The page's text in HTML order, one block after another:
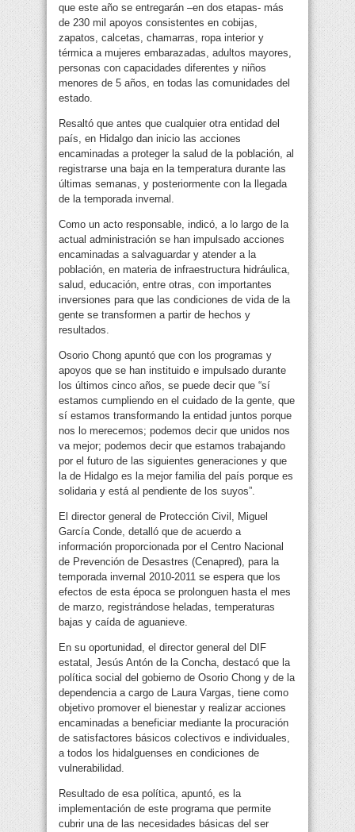
que este año se entregarán –en dos etapas- más
de 230 mil apoyos consistentes en cobijas,
zapatos, calcetas, chamarras, ropa interior y
térmica a mujeres embarazadas, adultos mayores,
personas con capacidades diferentes y niños
menores de 5 años, en todas las comunidades del
estado.
Resaltó que antes que cualquier otra entidad del
país, en Hidalgo dan inicio las acciones
encaminadas a proteger la salud de la población, al
registrarse una baja en la temperatura durante las
últimas semanas, y posteriormente con la llegada
de la temporada invernal.
Como un acto responsable, indicó, a lo largo de la
actual administración se han impulsado acciones
encaminadas a salvaguardar y atender a la
población, en materia de infraestructura hidráulica,
salud, educación, entre otras, con importantes
inversiones para que las condiciones de vida de la
gente se transformen a partir de hechos y
resultados.
Osorio Chong apuntó que con los programas y
apoyos que se han instituido e impulsado durante
los últimos cinco años, se puede decir que “sí
estamos cumpliendo en el cuidado de la gente, que
sí estamos transformando la entidad juntos porque
nos lo merecemos; podemos decir que unidos nos
va mejor; podemos decir que estamos trabajando
por el futuro de las siguientes generaciones y que
la de Hidalgo es la mejor familia del país porque es
solidaria y está al pendiente de los suyos”.
El director general de Protección Civil, Miguel
García Conde, detalló que de acuerdo a
información proporcionada por el Centro Nacional
de Prevención de Desastres (Cenapred), para la
temporada invernal 2010-2011 se espera que los
efectos de esta época se prolonguen hasta el mes
de marzo, registrándose heladas, temperaturas
bajas y caída de aguanieve.
En su oportunidad, el director general del DIF
estatal, Jesús Antón de la Concha, destacó que la
política social del gobierno de Osorio Chong y de la
dependencia a cargo de Laura Vargas, tiene como
objetivo promover el bienestar y realizar acciones
encaminadas a beneficiar mediante la procuración
de satisfactores básicos colectivos e individuales,
a todos los hidalguenses en condiciones de
vulnerabilidad.
Resultado de esa política, apuntó, es la
implementación de este programa que permite
cubrir una de las necesidades básicas del ser